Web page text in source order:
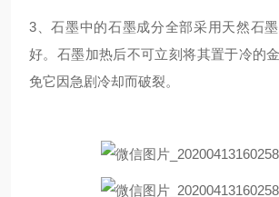
3、石墨中的石墨成分全部采用天然石
好。石墨加热后不可立刻将其置于冷的
免它因急剧冷却而破裂。